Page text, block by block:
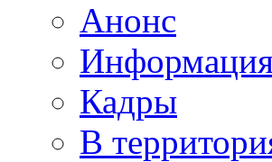
Анонс
Кадры
В